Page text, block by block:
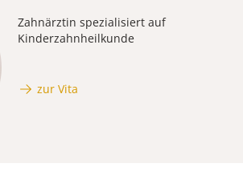
Zahnärztin spezialisiert auf
Kinderzahnheilkunde
zur Vita